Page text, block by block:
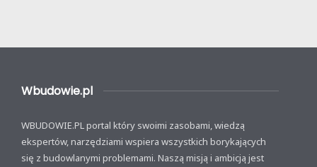
Wbudowie.pl
WBUDOWIE.PL portal który swoimi zasobami, wiedzą
ekspertów, narzędziami wspiera wszystkich borykających
się z budowlanymi problemami. Naszą misją i ambicją jest